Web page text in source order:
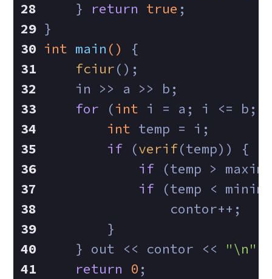
    }
return true ;
}
int main ()
{
fciur();
    in >> a >> b;
for (int i = a; i <= b;
int temp = i;
if (verif(temp)) {
if (temp >
if (temp <
        	contor++;
        }
    } out << contor <<
"\n"
return
0 ;